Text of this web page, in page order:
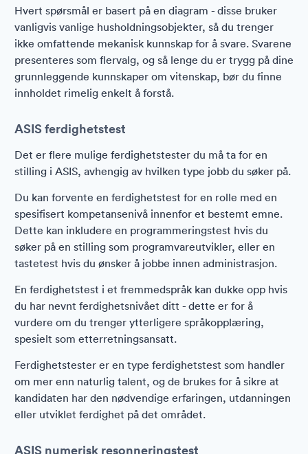
Hvert spørsmål er basert på en diagram - disse bruker
vanligvis vanlige husholdningsobjekter, så du trenger
ikke omfattende mekanisk kunnskap for å svare. Svarene
presenteres som flervalg, og så lenge du er trygg på dine
grunnleggende kunnskaper om vitenskap, bør du finne
innholdet rimelig enkelt å forstå.
ASIS ferdighetstest
Det er flere mulige ferdighetstester du må ta for en
stilling i ASIS, avhengig av hvilken type jobb du søker på.
Du kan forvente en ferdighetstest for en rolle med en
spesifisert kompetansenivå innenfor et bestemt emne.
Dette kan inkludere en programmeringstest hvis du
søker på en stilling som programvareutvikler, eller en
tastetest hvis du ønsker å jobbe innen administrasjon.
En ferdighetstest i et fremmedspråk kan dukke opp hvis
du har nevnt ferdighetsnivået ditt - dette er for å
vurdere om du trenger ytterligere språkopplæring,
spesielt som etterretningsansatt.
Ferdighetstester er en type ferdighetstest som handler
om mer enn naturlig talent, og de brukes for å sikre at
kandidaten har den nødvendige erfaringen, utdanningen
eller utviklet ferdighet på det området.
ASIS numerisk resonneringstest